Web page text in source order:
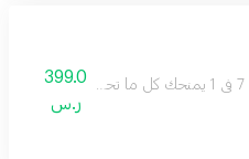
399.0
ر.س